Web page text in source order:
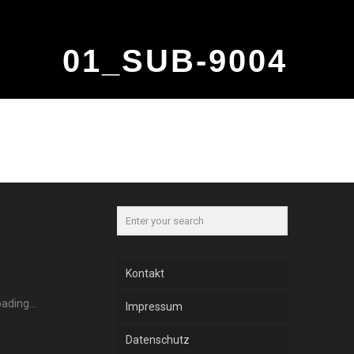
01_SUB-9004
Kontakt
Impressum
Datenschutz